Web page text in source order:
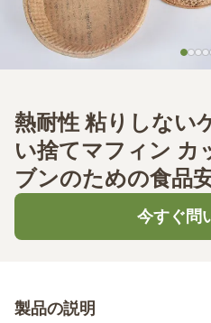
熱耐性 粘りしない
い捨てマフィン カ
ブンのための食品
今すぐ問
製品の説明